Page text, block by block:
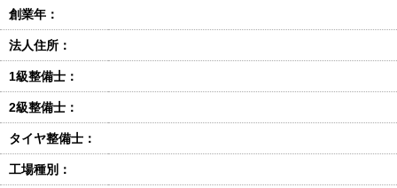
創業年：
法人住所：
1級整備士：
2級整備士：
タイヤ整備士：
工場種別：